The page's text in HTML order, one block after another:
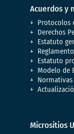
Acuerdos y
Protocolos
Derechos
Estatuto
Estatuto
Modelo de
Micrositios